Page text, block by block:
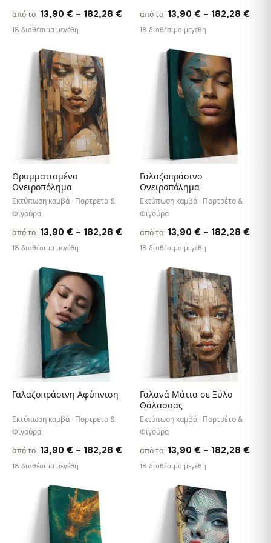
από το 13,90 € – 182,28 € Price
range:
18 διαθέσιμα μεγέθη
από το 13,90 € – 182,28 €
18 διαθέσιμα μεγέθη
Θρυμματισμένο
Ονειροπόλημα
Εκτύπωση καμβά · Πορτρέτο &
Φιγούρα
από το 13,90 € – 182,28 € Price
range:
18 διαθέσιμα μεγέθη
Γαλαζοπράσινο
Ονειροπόλημα
Εκτύπωση καμβά · Πορτρέτο &
Φιγούρα
από το 13,90 € – 182,28 €
18 διαθέσιμα μεγέθη
Γαλαζοπράσινη Αφύπνιση
Εκτύπωση καμβά · Πορτρέτο &
Φιγούρα
από το 13,90 € – 182,28 € Price
range:
18 διαθέσιμα μεγέθη
Γαλανά Μάτια σε Ξύλο
Θάλασσας
Εκτύπωση καμβά · Πορτρέτο &
Φιγούρα
από το 13,90 € – 182,28 €
18 διαθέσιμα μεγέθη